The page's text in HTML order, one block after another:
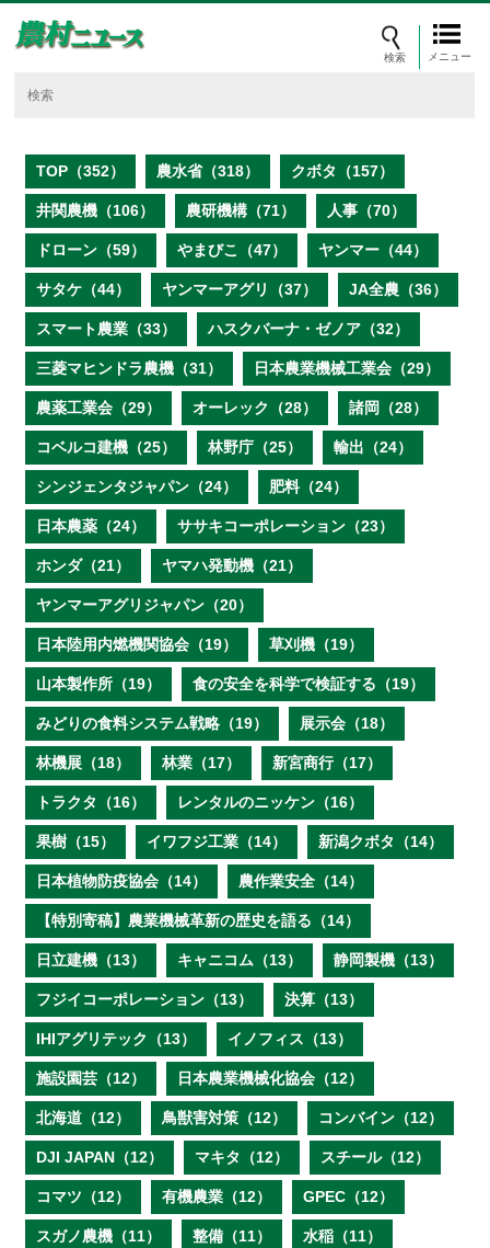
メニュー
TOP（352） 農水省（318） クボタ（157）
井関農機（106） 農研機構（71） 人事（70）
ドローン（59） やまびこ（47） ヤンマー（44）
サタケ（44） ヤンマーアグリ（37） JA全農（36）
スマート農業（33） ハスクバーナ・ゼノア（32）
三菱マヒンドラ農機（31） 日本農業機械工業会（29）
農薬工業会（29） オーレック（28） 諸岡（28）
コベルコ建機（25） 林野庁（25） 輸出（24）
シンジェンタジャパン（24） 肥料（24）
日本農薬（24） ササキコーポレーション（23）
ホンダ（21） ヤマハ発動機（21）
ヤンマーアグリジャパン（20）
日本陸用内燃機関協会（19） 草刈機（19）
山本製作所（19） 食の安全を科学で検証する（19）
みどりの食料システム戦略（19） 展示会（18）
林機展（18） 林業（17） 新宮商行（17）
トラクタ（16） レンタルのニッケン（16）
果樹（15） イワフジ工業（14） 新潟クボタ（14）
日本植物防疫協会（14） 農作業安全（14）
【特別寄稿】農業機械革新の歴史を語る（14）
日立建機（13） キャニコム（13） 静岡製機（13）
フジイコーポレーション（13） 決算（13）
IHIアグリテック（13） イノフィス（13）
施設園芸（12） 日本農業機械化協会（12）
北海道（12） 鳥獣害対策（12） コンバイン（12）
DJI JAPAN（12） マキタ（12） スチール（12）
コマツ（12） 有機農業（12） GPEC（12）
スガノ農機（11） 整備（11） 水稲（11）